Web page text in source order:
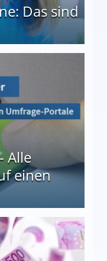
Das sind
Alle
einen